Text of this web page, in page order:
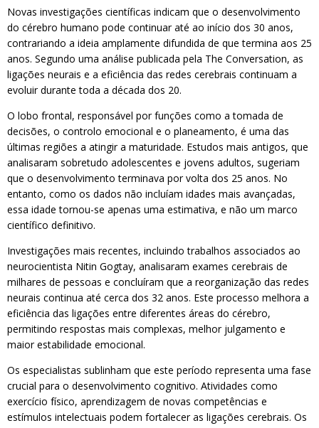
Novas investigações científicas indicam que o desenvolvimento
do cérebro humano pode continuar até ao início dos 30 anos,
contrariando a ideia amplamente difundida de que termina aos 25
anos. Segundo uma análise publicada pela The Conversation, as
ligações neurais e a eficiência das redes cerebrais continuam a
evoluir durante toda a década dos 20.
O lobo frontal, responsável por funções como a tomada de
decisões, o controlo emocional e o planeamento, é uma das
últimas regiões a atingir a maturidade. Estudos mais antigos, que
analisaram sobretudo adolescentes e jovens adultos, sugeriam
que o desenvolvimento terminava por volta dos 25 anos. No
entanto, como os dados não incluíam idades mais avançadas,
essa idade tornou-se apenas uma estimativa, e não um marco
científico definitivo.
Investigações mais recentes, incluindo trabalhos associados ao
neurocientista Nitin Gogtay, analisaram exames cerebrais de
milhares de pessoas e concluíram que a reorganização das redes
neurais continua até cerca dos 32 anos. Este processo melhora a
eficiência das ligações entre diferentes áreas do cérebro,
permitindo respostas mais complexas, melhor julgamento e
maior estabilidade emocional.
Os especialistas sublinham que este período representa uma fase
crucial para o desenvolvimento cognitivo. Atividades como
exercício físico, aprendizagem de novas competências e
estímulos intelectuais podem fortalecer as ligações cerebrais. Os